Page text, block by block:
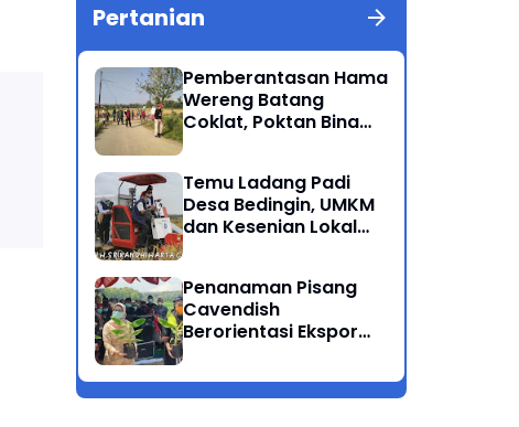
Pertanian
Pemberantasan Hama
Wereng Batang
Coklat, Poktan Bina
Penyemprotan di
Kecamatan Kauman
Temu Ladang Padi
Desa Bedingin, UMKM
dan Kesenian Lokal
Penanaman Pisang
Cavendish
Berorientasi Ekspor